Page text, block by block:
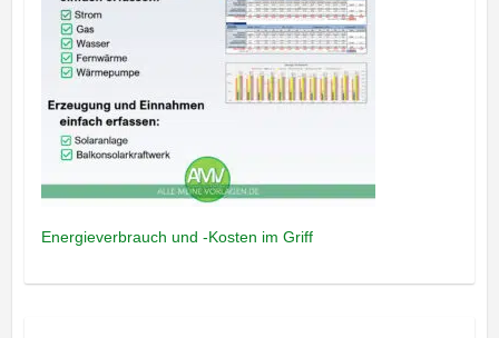
Energieverbrauch und -Kosten im Griff